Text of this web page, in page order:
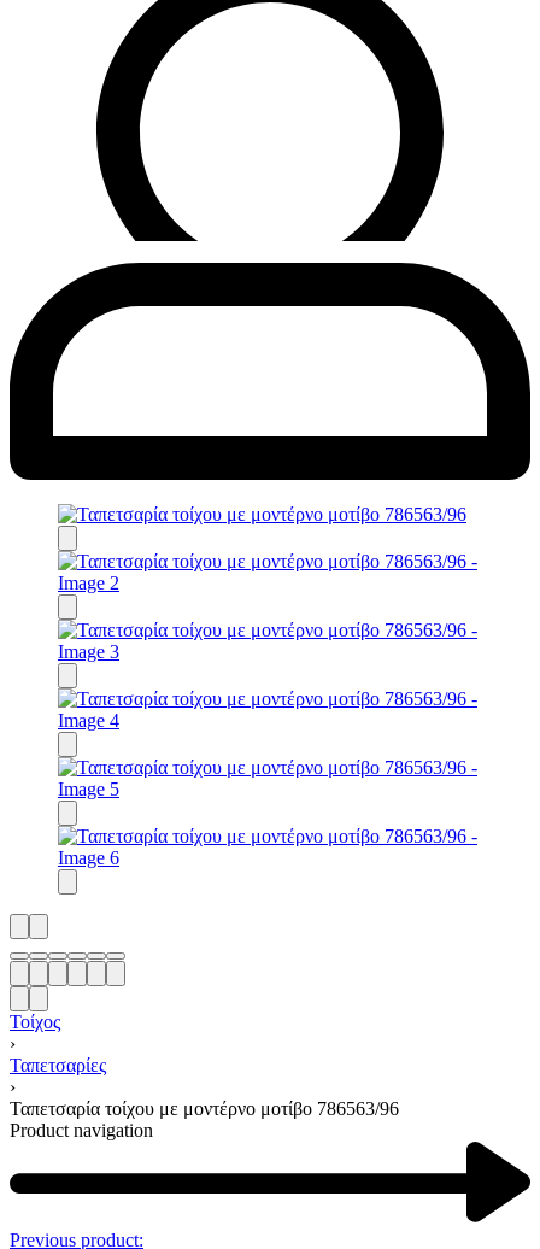
Τοίχος
›
Ταπετσαρίες
›
Ταπετσαρία τοίχου με μοντέρνο μοτίβο 786563/96
Product navigation
Previous product: